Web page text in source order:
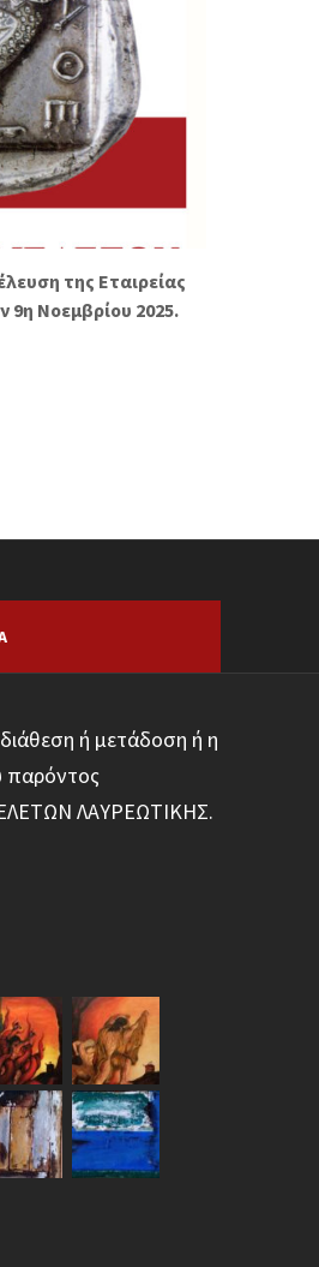
της Εταιρείας
9η Νοεμβρίου 2025.
ή μετάδοση ή η
παρόντος
ΛΑΥΡΕΩΤΙΚΗΣ.